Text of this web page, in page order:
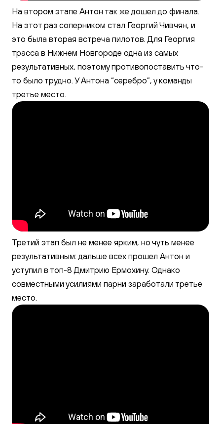
На втором этапе Антон так же дошел до финала.
На этот раз соперником стал Георгий Чивчян, и
это была вторая встреча пилотов. Для Георгия
трасса в Нижнем Новгороде одна из самых
результативных, поэтому противопоставить что-
то было трудно. У Антона “серебро”, у команды
третье место.
Третий этап был не менее ярким, но чуть менее
результативным: дальше всех прошел Антон и
уступил в топ-8 Дмитрию Ермохину. Однако
совместными усилиями парни заработали третье
место.